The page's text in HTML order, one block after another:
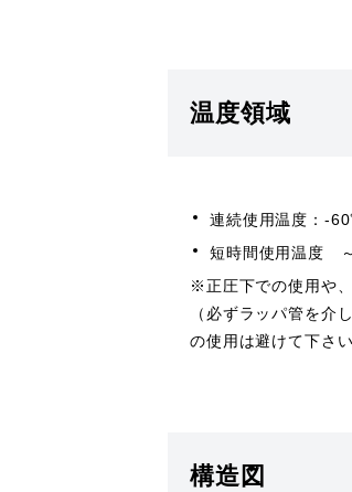
温度領域
連続使用温度：-
短時間使用温度
※正圧下での使用や
（必ずラッパ管を介
の使用は避けて下さい
構造図